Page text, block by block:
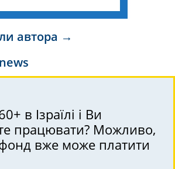
автора →
в Ізраїлі і Ви
працювати? Можливо,
вже може платити